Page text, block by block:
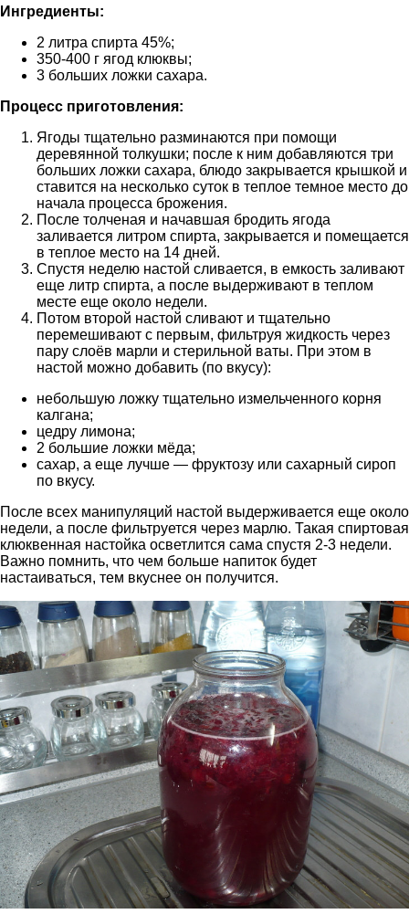
Ингредиенты:
2 литра спирта 45%;
350-400 г ягод клюквы;
3 больших ложки сахара.
Процесс приготовления:
Ягоды тщательно разминаются при помощи
деревянной толкушки; после к ним добавляются три
больших ложки сахара, блюдо закрывается крышкой и
ставится на несколько суток в теплое темное место до
начала процесса брожения.
После толченая и начавшая бродить ягода
заливается литром спирта, закрывается и помещается
в теплое место на 14 дней.
Спустя неделю настой сливается, в емкость заливают
еще литр спирта, а после выдерживают в теплом
месте еще около недели.
Потом второй настой сливают и тщательно
перемешивают с первым, фильтруя жидкость через
пару слоёв марли и стерильной ваты. При этом в
настой можно добавить (по вкусу):
небольшую ложку тщательно измельченного корня
калгана;
цедру лимона;
2 большие ложки мёда;
сахар, а еще лучше — фруктозу или сахарный сироп
по вкусу.
После всех манипуляций настой выдерживается еще около
недели, а после фильтруется через марлю. Такая спиртовая
клюквенная настойка осветлится сама спустя 2-3 недели.
Важно помнить, что чем больше напиток будет
настаиваться, тем вкуснее он получится.